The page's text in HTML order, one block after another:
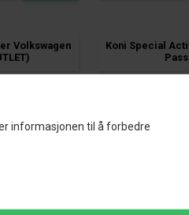
informasjonen til å forbedre
Volkswagen
Koni Special